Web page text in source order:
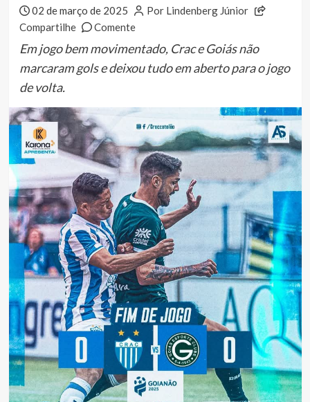
02 de março de 2025
Por Lindenberg Júnior
Compartilhe
Comente
Em jogo bem movimentado, Crac e Goiás não
marcaram gols e deixou tudo em aberto para o jogo
de volta.